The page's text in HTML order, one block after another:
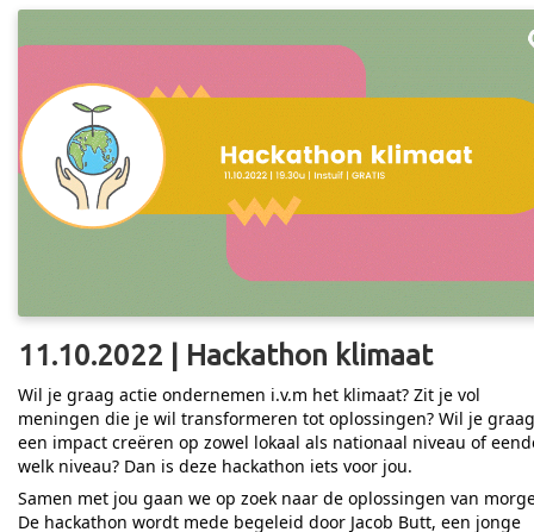
11.10.2022 | Hackathon klimaat
Wil je graag actie ondernemen i.v.m het klimaat? Zit je vol
meningen die je wil transformeren tot oplossingen? Wil je graag
een impact creëren op zowel lokaal als nationaal niveau of
welk niveau? Dan is deze hackathon iets voor jou.
Samen met jou gaan we op zoek naar de oplossingen van
De hackathon wordt mede begeleid door Jacob Butt, een jonge